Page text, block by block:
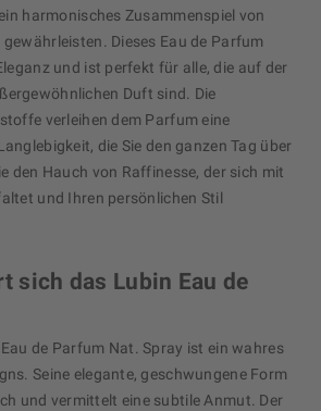
harmonisches Zusammenspiel von
Dieses Eau de Parfum
und ist perfekt für alle, die auf der
Duft sind. Die
verleihen dem Parfum eine
die Sie den ganzen Tag über
den Hauch von Raffinesse, der sich mit
und Ihren persönlichen Stil
sich das Lubin Eau de
de Parfum Nat. Spray ist ein wahres
Seine elegante, geschwungene Form
und vermittelt eine subtile Anmut. Der